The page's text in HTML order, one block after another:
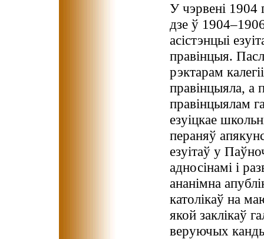
У чэрвені 1904
дзе ў
асістэнцыі
правінцыя.
рэктарам
правінцыяла, а
правінцыялам
езуіцкае
пераняў
езуітаў у
адносінамі і
ананімна
католікаў на
якой заклікаў
веруючых